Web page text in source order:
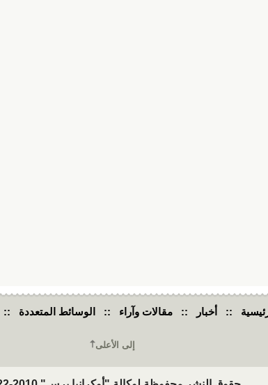
:: أخبار :: مقالات وآراء :: الوسائط المتعددة ::
إلى الأعلى